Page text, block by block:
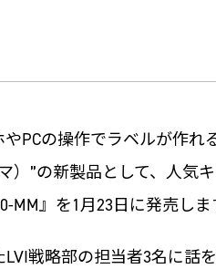
PCの操作でラベルが作れ
）”の新製品として、人気
MM』を1月23日に発売しま
戦略部の担当者3名に話を